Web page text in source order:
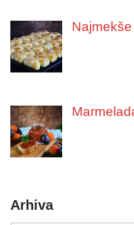
Arhiva